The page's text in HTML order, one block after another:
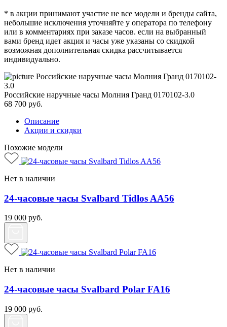
* в акции принимают участие не все модели и бренды сайта,
небольшие исключения уточняйте у оператора по телефону
или в комментариях при заказе часов. если на выбранный
вами бренд идет акция и часы уже указаны со скидкой
возможная дополнительная скидка рассчитывается
индивидуально.
Российские наручные часы Молния Гранд 0170102-3.0
68 700 руб.
Описание
Акции и скидки
Похожие модели
Нет в наличии
24-часовые часы Svalbard Tidlos AA56
19 000 руб.
Нет в наличии
24-часовые часы Svalbard Polar FA16
19 000 руб.